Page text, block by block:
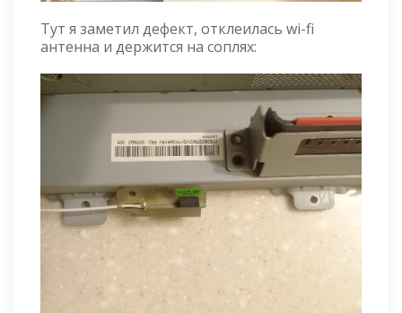
Тут я заметил дефект, отклеилась wi-fi
антенна и держится на соплях: